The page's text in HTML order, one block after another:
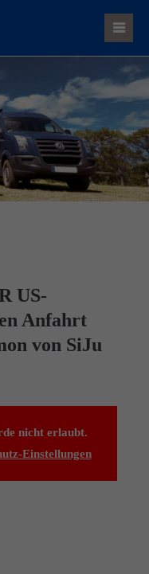
nicht.
nicht.
US-
Anfahrt
von ​⁠​⁠SiJu
nicht erlaubt.
Einstellungen